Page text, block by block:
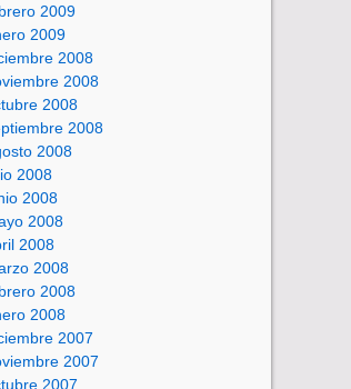
2009
2009
2008
2008
2008
2008
2008
2008
2008
2008
2008
2008
2008
2008
2007
2007
2007